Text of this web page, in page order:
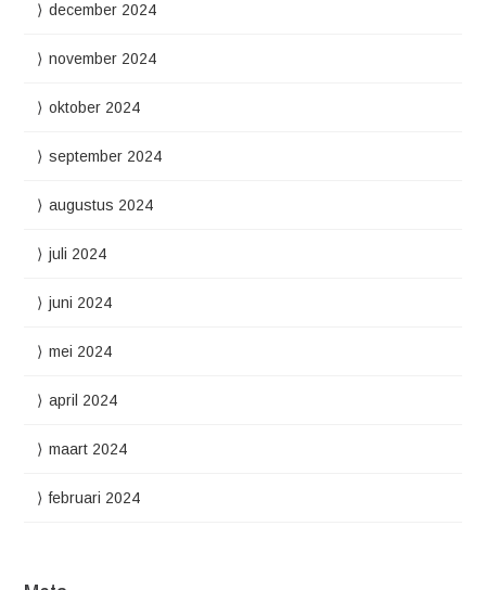
december 2024
november 2024
oktober 2024
september 2024
augustus 2024
juli 2024
juni 2024
mei 2024
april 2024
maart 2024
februari 2024